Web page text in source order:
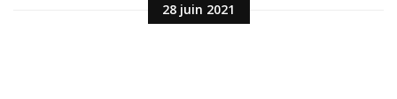
28 juin 2021